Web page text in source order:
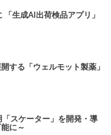
生成AI出荷検品アプリ」
する「ウェルモット製薬」
スケーター」を開発・導
に～